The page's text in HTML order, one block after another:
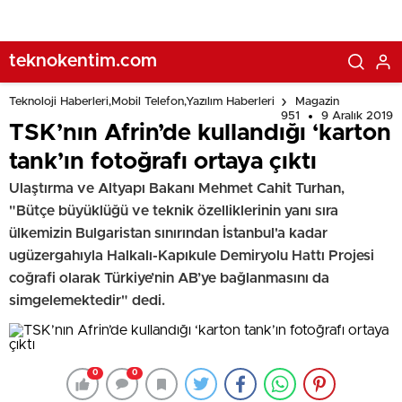
teknokentim.com
Teknoloji Haberleri,Mobil Telefon,Yazılım Haberleri
Magazin
951
9 Aralık 2019
TSK’nın Afrin’de kullandığı ‘karton
tank’ın fotoğrafı ortaya çıktı
Ulaştırma ve Altyapı Bakanı Mehmet Cahit Turhan,
"Bütçe büyüklüğü ve teknik özelliklerinin yanı sıra
ülkemizin Bulgaristan sınırından İstanbul'a kadar
ugüzergahıyla Halkalı-Kapıkule Demiryolu Hattı Projesi
coğrafi olarak Türkiye’nin AB’ye bağlanmasını da
simgelemektedir" dedi.
0 0